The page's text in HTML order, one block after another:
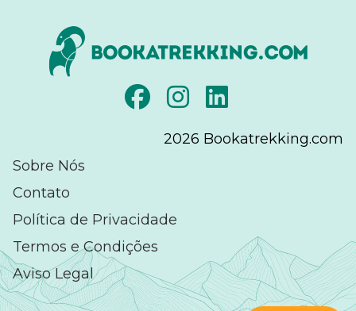
2026 Bookatrekking.com
Sobre Nós
Contato
Política de Privacidade
Termos e Condições
Aviso Legal